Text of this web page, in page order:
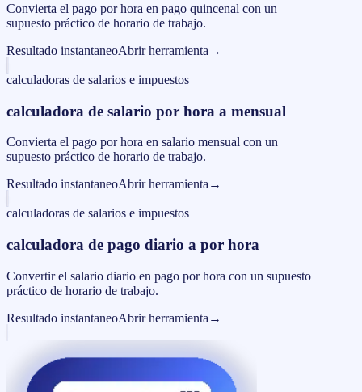
Convierta el pago por hora en pago quincenal con un
supuesto práctico de horario de trabajo.
Resultado instantaneoAbrir herramienta →
calculadoras de salarios e impuestos
calculadora de salario por hora a mensual
Convierta el pago por hora en salario mensual con un
supuesto práctico de horario de trabajo.
Resultado instantaneoAbrir herramienta →
calculadoras de salarios e impuestos
calculadora de pago diario a por hora
Convertir el salario diario en pago por hora con un supuesto
práctico de horario de trabajo.
Resultado instantaneoAbrir herramienta →